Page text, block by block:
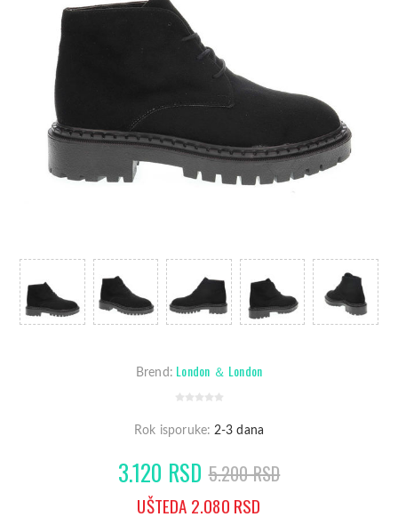
Brend: London ＆ London
Rok isporuke: 2-3 dana
3.120 RSD 5.200 RSD
UŠTEDA 2.080 RSD